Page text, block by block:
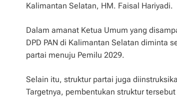
Kalimantan Selatan, HM. Faisal Hariyadi.
Dalam amanat Ketua Umum yang
DPD PAN di Kalimantan Selatan diminta
partai menuju Pemilu 2029.
Selain itu, struktur partai juga
Targetnya, pembentukan struktur